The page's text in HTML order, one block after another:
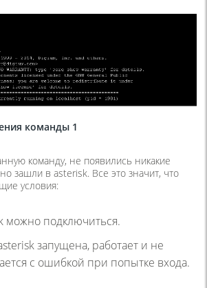
команды 1
команду, не появились никакие
зашли в asterisk. Все это значит, что
условия:
можно подключиться.
запущена, работает и не
с ошибкой при попытке входа.